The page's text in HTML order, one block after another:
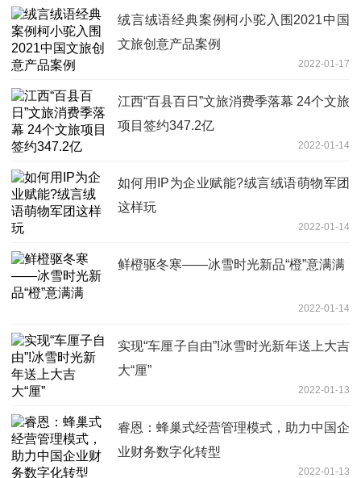
绒言绒语经典案例柯小驼入围2021中国
文旅创意产品案例
2022-01-17
江西“百县百日”文旅消费季落幕 24个文旅
项目签约347.2亿
2022-01-14
如何用IP为企业赋能?绒言绒语萌物军团
这样玩
2022-01-14
鲜橙驱冬寒——冰雪时光新品“橙”意满满
2022-01-14
实现“车厘子自由”!冰雪时光新年送上大吉
大“厘”
2022-01-13
睿恩：蜂巢式经营管理模式，助力中国企
业财务数字化转型
2022-01-13